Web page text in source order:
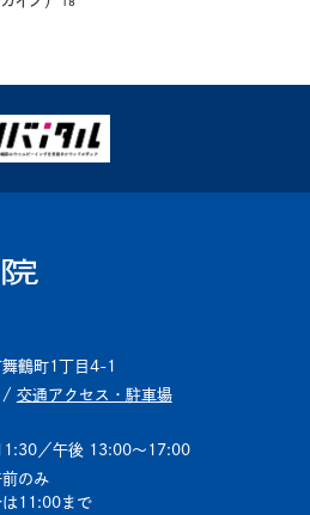
鶴町1丁目4-1
/ 交通アクセス・駐車場
／午後 13:00～17:00
のみ
は11:00まで